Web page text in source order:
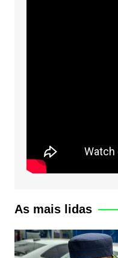
As mais lidas